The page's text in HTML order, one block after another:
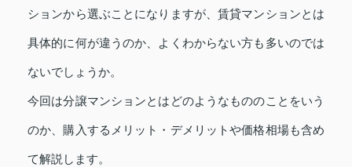
ションから選ぶことになりますが、賃貸マンションとは
具体的に何が違うのか、よくわからない方も多いのでは
ないでしょうか。
今回は分譲マンションとはどのようなもののことをいう
のか、購入するメリット・デメリットや価格相場も含め
て解説します。